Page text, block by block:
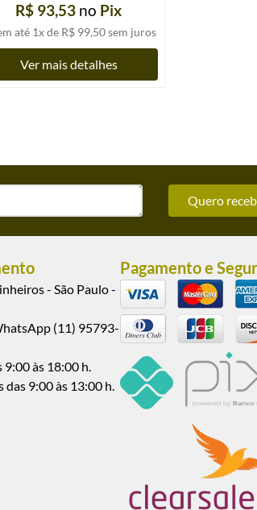
R$ 93,53 no Pix
até 1x de R$ 99,50sem juros
Ver mais detalhes
Quero
- São Paulo -
(11) 95793-
9:00 às 18:00 h.
das 9:00 às 13:00 h.
Pagamento e